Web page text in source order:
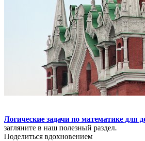
Логические задачи по математике для
загляните в наш полезный раздел.
Поделиться вдохновением